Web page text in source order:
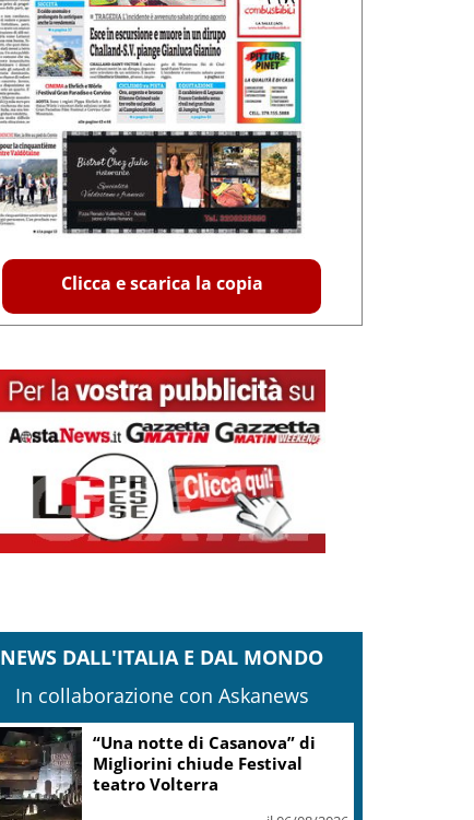
Clicca e scarica la copia
NEWS DALL'ITALIA E DAL MONDO
In collaborazione con Askanews
“Una notte di Casanova” di
Migliorini chiude Festival
teatro Volterra